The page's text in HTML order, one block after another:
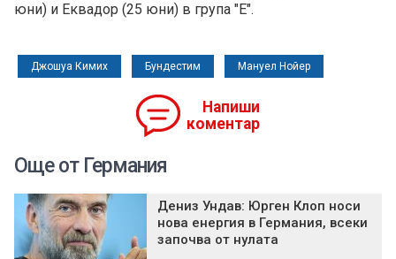
юни) и Еквадор (25 юни) в група "Е".
Джошуа Кимих Бундестим Мануел Нойер
Напиши
коментар
Още от Германия
Дениз Ундав: Юрген Клоп носи
нова енергия в Германия, всеки
започва от нулата